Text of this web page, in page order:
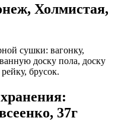
Холмистая,
сушки: вагонку,
доску пола, доску
брусок.
37г